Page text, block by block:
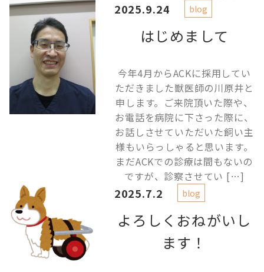
はじめまして
2025.9.24 blog
今年4月からACKに採用してい
ただきました獣医師の川原井と
申します。ご来院頂いた際や、
お電話を病院に下さった際に、
お話しさせていただいた飼い主
様もいらっしゃると思います。
まだACKでの診療は間もないの
ですが、診察させてい […]
よろしくおねがいし
ます！
2025.7.2 blog